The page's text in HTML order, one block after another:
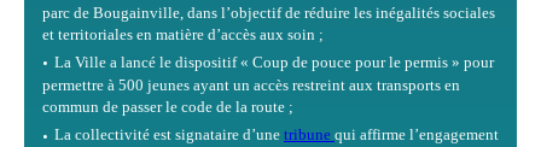
parc de Bougainville, dans l’objectif de réduire les inégalités sociales
et territoriales en matière d’accès aux soin ;
La Ville a lancé le dispositif « Coup de pouce pour le permis » pour
permettre à 500 jeunes ayant un accès restreint aux transports en
commun de passer le code de la route ;
La collectivité est signataire d’une tribune qui affirme l’engagement